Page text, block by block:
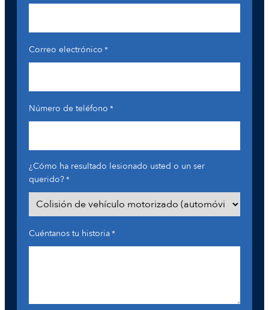
Correo electrónico *
Número de teléfono *
¿Cómo ha resultado lesionado usted o un ser
querido?*
Cuéntanos tu historia*